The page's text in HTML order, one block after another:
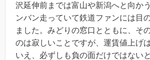
沢延伸前までは富山や新潟へと向か
ンバン走っていて鉄道ファンには目
ました。みどりの窓口とともに、そ
のは寂しいことですが、運賃値上げ
いえ、必ずしも負の面だけではない